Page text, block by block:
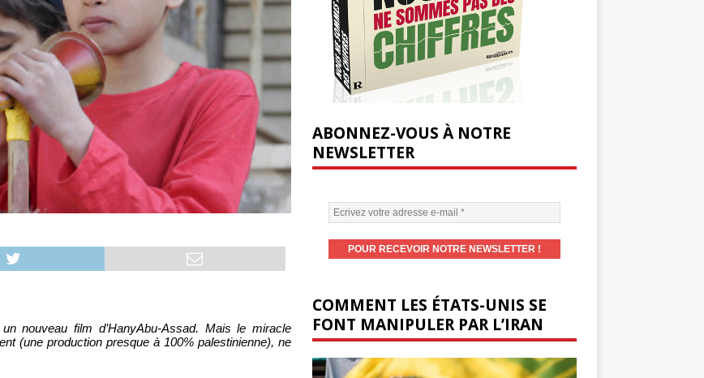
nouveau film d’HanyAbu-Assad. Mais le miracle
(une production presque à 100% palestinienne), ne
ABONNEZ-VOUS À NOTRE
NEWSLETTER
COMMENT LES ÉTATS-UNIS SE
FONT MANIPULER PAR L’IRAN